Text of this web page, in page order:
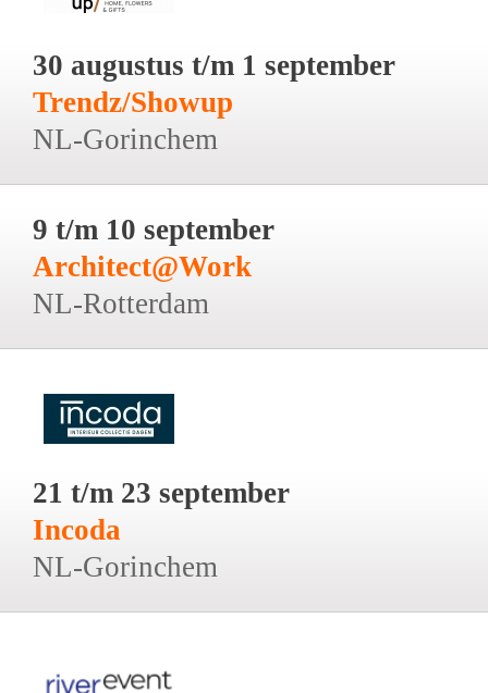
30 augustus t/m 1 september
Trendz/Showup
NL-Gorinchem
9 t/m 10 september
Architect@Work
NL-Rotterdam
21 t/m 23 september
Incoda
NL-Gorinchem